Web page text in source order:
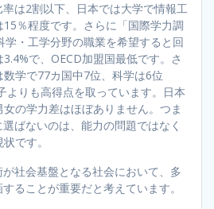
は2割以下、日本では大学で情報工
％程度です。さらに「国際学力調
学・工学分野の職業を希望すると回
で、OECD加盟国最低です。さ
学で77カ国中7位、科学は6位
よりも高得点を取っています。日本
の学力差はほぼありません。つま
ばないのは、能力の問題ではなく
です。
社会基盤となる社会において、多
ることが重要だと考えています。